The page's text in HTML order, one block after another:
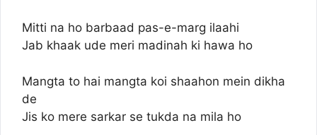
Mitti na ho barbaad pas-e-marg ilaahi
Jab khaak ude meri madinah ki hawa ho
Mangta to hai mangta koi shaahon mein dikha
de
Jis ko mere sarkar se tukda na mila ho